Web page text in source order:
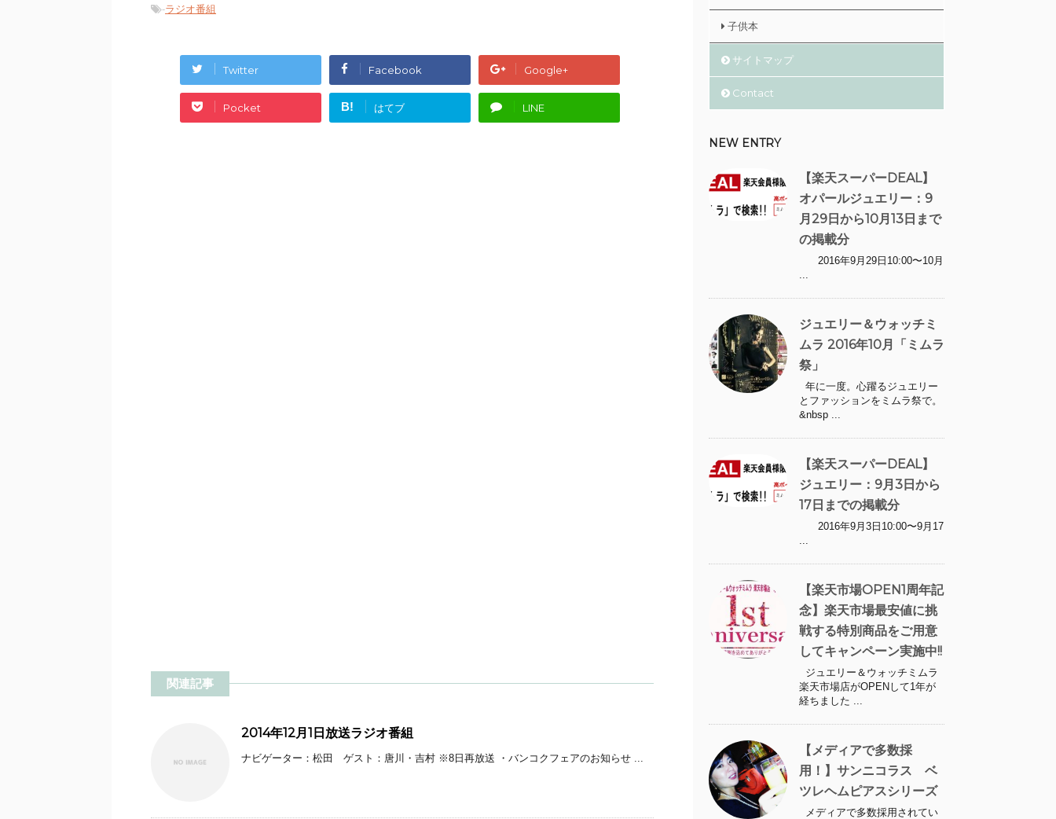
-ラジオ番組
Twitter Facebook Google+
Pocket B! はてブ LINE
関連記事
2014年12月1日放送ラジオ番組
ナビゲーター：松田 ゲスト：唐川・吉村 ※8日再放送 ・バンコクフェアのお知らせ ...
子供本
サイトマップ
Contact
NEW ENTRY
【楽天スーパーDEAL】
オパールジュエリー：9
月29日から10月13日まで
の掲載分
2016年9月29日10:00〜10月
...
ジュエリー＆ウォッチミ
ムラ 2016年10月「ミムラ
祭」
年に一度。心躍るジュエリー
とファッションをミムラ祭で。
&nbsp ...
【楽天スーパーDEAL】
ジュエリー：9月3日から
17日までの掲載分
2016年9月3日10:00〜9月17
...
【楽天市場OPEN1周年記
念】楽天市場最安値に挑
戦する特別商品をご用意
してキャンペーン実施中!!
ジュエリー＆ウォッチミムラ
楽天市場店がOPENして1年が
経ちました ...
【メディアで多数採
用！】サンニコラス ベ
ツレヘムピアスシリーズ
メディアで多数採用されてい